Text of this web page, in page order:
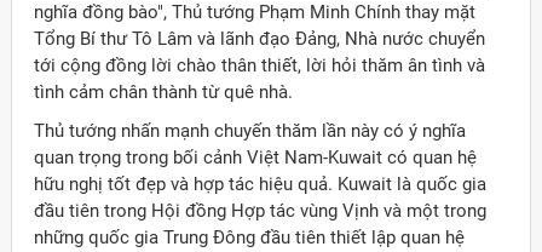
nghĩa đồng bào", Thủ tướng Phạm Minh Chính thay mặt
Tổng Bí thư Tô Lâm và lãnh đạo Đảng, Nhà nước chuyển
tới cộng đồng lời chào thân thiết, lời hỏi thăm ân tình và
tình cảm chân thành từ quê nhà.
Thủ tướng nhấn mạnh chuyến thăm lần này có ý nghĩa
quan trọng trong bối cảnh Việt Nam-Kuwait có quan hệ
hữu nghị tốt đẹp và hợp tác hiệu quả. Kuwait là quốc gia
đầu tiên trong Hội đồng Hợp tác vùng Vịnh và một trong
những quốc gia Trung Đông đầu tiên thiết lập quan hệ